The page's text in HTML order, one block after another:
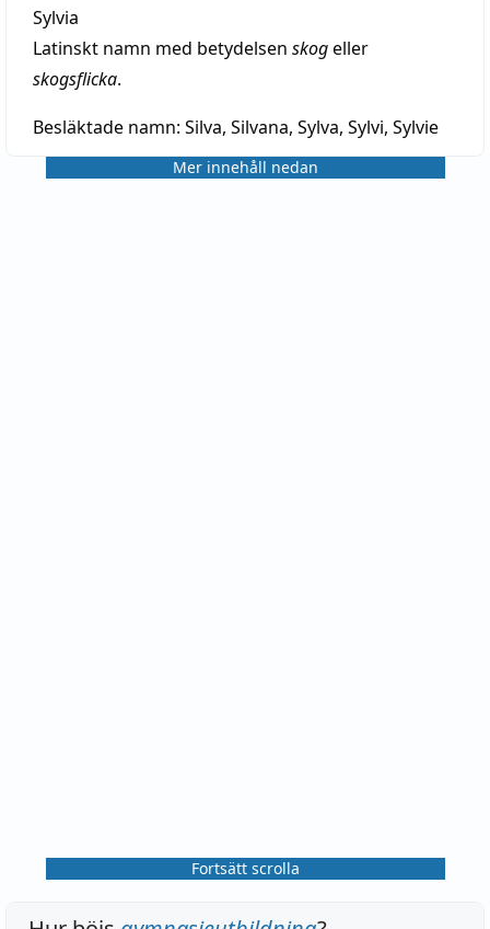
Sylvia
Latinskt namn med betydelsen skogeller
skogsflicka.
Besläktade namn: Silva, Silvana, Sylva, Sylvi, Sylvie
Mer innehåll nedan
Fortsätt scrolla